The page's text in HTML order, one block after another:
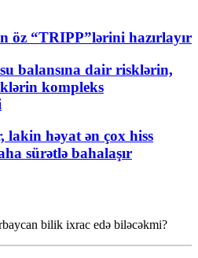
öz “TRIPP”lərini hazırlayır
balansına dair risklərin,
kompleks
lakin həyat ən çox hiss
sürətlə bahalaşır
bilik ixrac edə biləcəkmi?